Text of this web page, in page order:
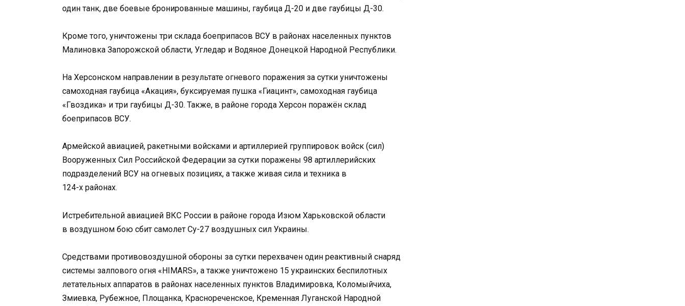
один танк, две боевые бронированные машины, гаубица Д-20 и две гаубицы Д-30.
Кроме того, уничтожены три склада боеприпасов ВСУ в районах населенных пунктов
Малиновка Запорожской области, Угледар и Водяное Донецкой Народной Республики.
На Херсонском направлении в результате огневого поражения за сутки уничтожены
самоходная гаубица «Акация», буксируемая пушка «Гиацинт», самоходная гаубица
«Гвоздика» и три гаубицы Д-30. Также, в районе города Херсон поражён склад
боеприпасов ВСУ.
Армейской авиацией, ракетными войсками и артиллерией группировок войск (сил)
Вооруженных Сил Российской Федерации за сутки поражены 98 артиллерийских
подразделений ВСУ на огневых позициях, а также живая сила и техника в
124-х районах.
Истребительной авиацией ВКС России в районе города Изюм Харьковской области
в воздушном бою сбит самолет Су-27 воздушных сил Украины.
Средствами противовоздушной обороны за сутки перехвачен один реактивный снаряд
системы залпового огня «HIMARS», а также уничтожено 15 украинских беспилотных
летательных аппаратов в районах населенных пунктов Владимировка, Коломыйчиха,
Змиевка, Рубежное, Площанка, Краснореченское, Кременная Луганской Народной